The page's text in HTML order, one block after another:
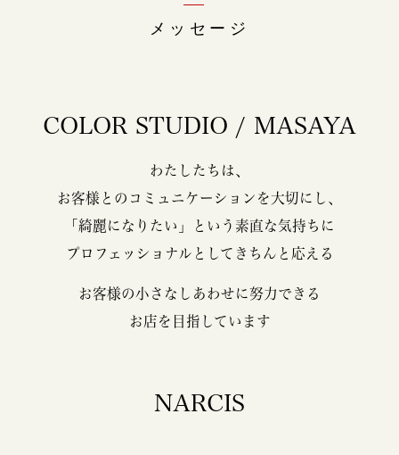
メッセージ
COLOR STUDIO / MASAYA
わたしたちは、
お客様とのコミュニケーションを大切にし、
「綺麗になりたい」という素直な気持ちに
プロフェッショナルとしてきちんと応える
お客様の小さなしあわせに努力できる
お店を目指しています
NARCIS